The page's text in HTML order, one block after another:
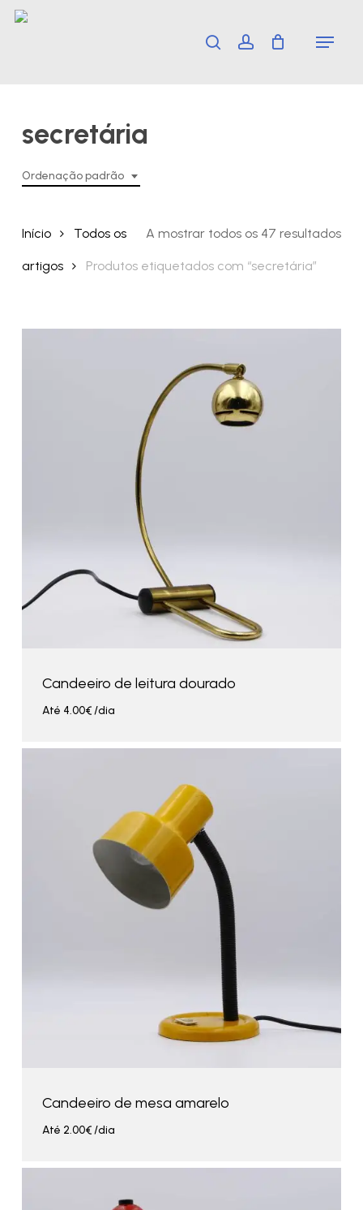
Skip
search account Menu
secretária
Ordenação padrão
A mostrar todos os 47 resultados
Início Todos os
artigos Produtos etiquetados com “secretária”
Candeeiro de leitura dourado
Até 4.00€/dia
Candeeiro de mesa amarelo
Até 2.00€/dia